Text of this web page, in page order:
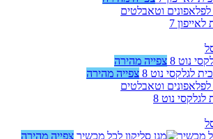
לפלאפונים וטאבלטים
7
צפייה מהירה
צפייה מהירה
לפלאפונים וטאבלטים
לגלקסי נוט 8
צפייה מהירה